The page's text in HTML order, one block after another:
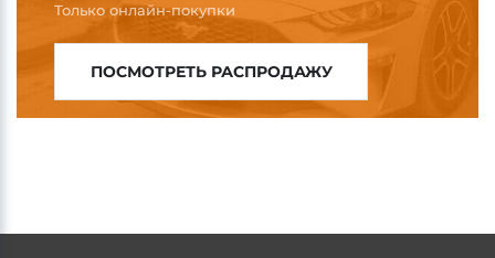
Только онлайн-покупки
ПОСМОТРЕТЬ РАСПРОДАЖУ